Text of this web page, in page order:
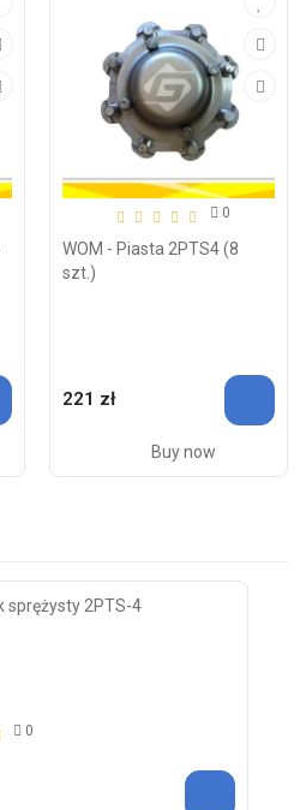
0
WOM - Piasta 2PTS4 (8
szt.)
221 zł
Buy now
sprężysty 2PTS-4
0